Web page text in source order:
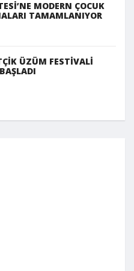
MODERN ÇOCUK
TAMAMLANIYOR
ÜZÜM FESTİVALİ